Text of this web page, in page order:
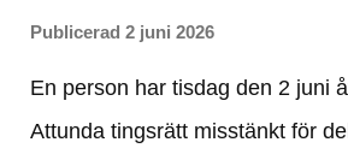
Publicerad 2 juni 2026
En person har tisdag den 2 juni
Attunda tingsrätt misstänkt för